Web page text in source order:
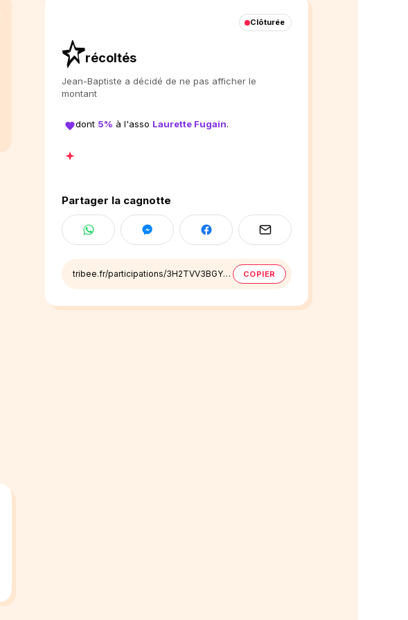
récoltés
Clôturée
Jean-Baptiste a décidé de ne pas afficher le
montant
dont 5% à l'asso Laurette Fugain.
Partager la cagnotte
tribee.fr/participations/3H2TVV3BGY8X1S3G443NDZE422 COPIER